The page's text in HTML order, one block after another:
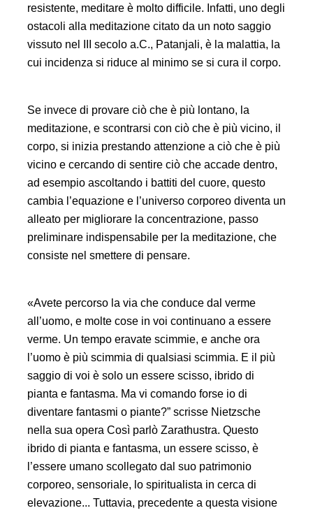
resistente, meditare è molto difficile. Infatti, uno degli
ostacoli alla meditazione citato da un noto saggio
vissuto nel III secolo a.C., Patanjali, è la malattia, la
cui incidenza si riduce al minimo se si cura il corpo.
Se invece di provare ciò che è più lontano, la
meditazione, e scontrarsi con ciò che è più vicino, il
corpo, si inizia prestando attenzione a ciò che è più
vicino e cercando di sentire ciò che accade dentro,
ad esempio ascoltando i battiti del cuore, questo
cambia l’equazione e l’universo corporeo diventa un
alleato per migliorare la concentrazione, passo
preliminare indispensabile per la meditazione, che
consiste nel smettere di pensare.
«Avete percorso la via che conduce dal verme
all’uomo, e molte cose in voi continuano a essere
verme. Un tempo eravate scimmie, e anche ora
l’uomo è più scimmia di qualsiasi scimmia. E il più
saggio di voi è solo un essere scisso, ibrido di
pianta e fantasma. Ma vi comando forse io di
diventare fantasmi o piante?” scrisse Nietzsche
nella sua opera Così parlò Zarathustra. Questo
ibrido di pianta e fantasma, un essere scisso, è
l’essere umano scollegato dal suo patrimonio
corporeo, sensoriale, lo spiritualista in cerca di
elevazione... Tuttavia, precedente a questa visione